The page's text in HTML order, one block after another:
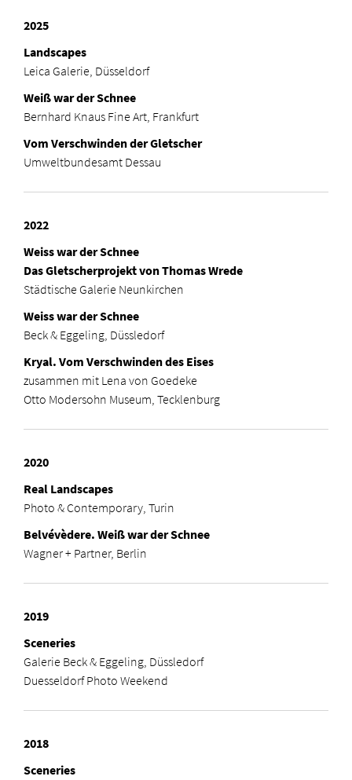
2025
Landscapes
Leica Galerie, Düsseldorf
Weiß war der Schnee
Bernhard Knaus Fine Art, Frankfurt
Vom Verschwinden der Gletscher
Umweltbundesamt Dessau
2022
Weiss war der Schnee
Das Gletscherprojekt von Thomas Wrede
Städtische Galerie Neunkirchen
Weiss war der Schnee
Beck & Eggeling, Düssledorf
Kryal. Vom Verschwinden des Eises
zusammen mit Lena von Goedeke
Otto Modersohn Museum, Tecklenburg
2020
Real Landscapes
Photo & Contemporary, Turin
Belvévèdere. Weiß war der Schnee
Wagner + Partner, Berlin
2019
Sceneries
Galerie Beck & Eggeling, Düssledorf
Duesseldorf Photo Weekend
2018
Sceneries